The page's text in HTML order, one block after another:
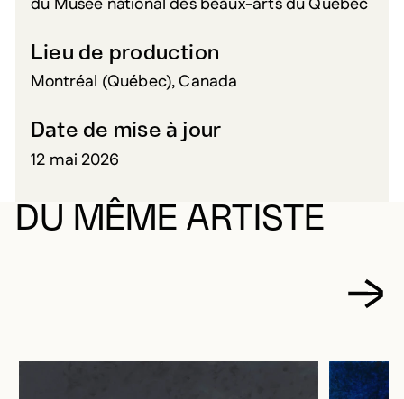
Lieu de production
Montréal (Québec), Canada
Date de mise à jour
12 mai 2026
DU MÊME ARTISTE